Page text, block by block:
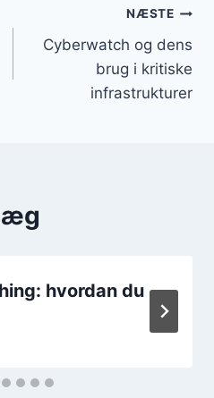
NÆSTE
Cyberwatch og dens
brug i kritiske
infrastrukturer
hvordan du